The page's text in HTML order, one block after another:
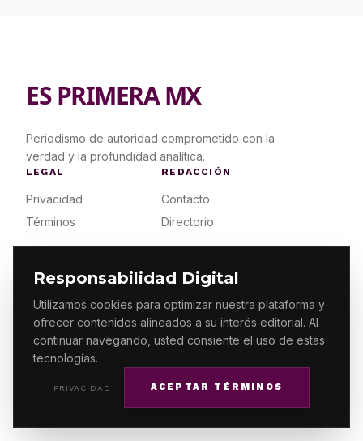
Responsabilidad Digital
Utilizamos cookies para optimizar nuestra plataforma y
ofrecer contenidos alineados a su interés editorial. Al
continuar navegando, usted consiente el uso de estas
tecnologías.
PRIVACIDAD ACEPTAR TÉRMINOS
ES PRIMERA MX
Periodismo de autoridad comprometido con la
verdad y la profundidad analítica.
LEGAL
Privacidad
Términos
REDACCIÓN
Contacto
Directorio
SUSCRIPCIÓN
Planes
Acceso